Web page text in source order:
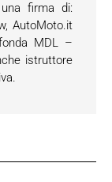
firma di:
AutoMoto.it
MDL –
istruttore